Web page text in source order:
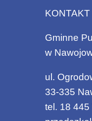
KONTAKT
Gminne
w
ul.
33-335
tel. 18 445